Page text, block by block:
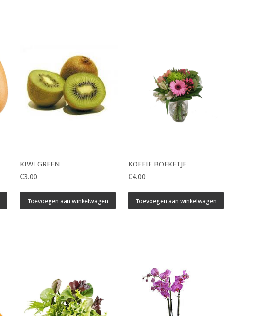
KIWI GREEN
€3.00
Toevoegen aan winkelwagen
KOFFIE BOEKETJE
€4.00
Toevoegen aan winkelwagen